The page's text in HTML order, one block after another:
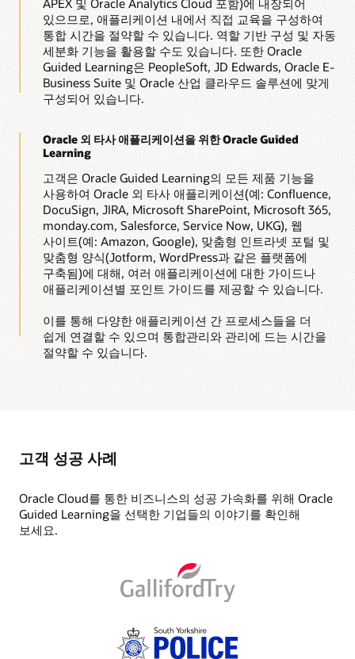
APEX 및 Oracle Analytics Cloud 포함)에 내장되어
있으므로, 애플리케이션 내에서 직접 교육을 구성하여
통합 시간을 절약할 수 있습니다. 역할 기반 구성 및 자동
세분화 기능을 활용할 수도 있습니다. 또한 Oracle
Guided Learning은 PeopleSoft, JD Edwards, Oracle E-
Business Suite 및 Oracle 산업 클라우드 솔루션에 맞게
구성되어 있습니다.
Oracle 외 타사 애플리케이션을 위한 Oracle Guided
Learning
고객은 Oracle Guided Learning의 모든 제품 기능을
사용하여 Oracle 외 타사 애플리케이션(예: Confluence,
DocuSign, JIRA, Microsoft SharePoint, Microsoft 365,
monday.com, Salesforce, Service Now, UKG), 웹
사이트(예: Amazon, Google), 맞춤형 인트라넷 포털 및
맞춤형 양식(Jotform, WordPress과 같은 플랫폼에
구축됨)에 대해, 여러 애플리케이션에 대한 가이드나
애플리케이션별 포인트 가이드를 제공할 수 있습니다.
이를 통해 다양한 애플리케이션 간 프로세스들을 더
쉽게 연결할 수 있으며 통합관리와 관리에 드는 시간을
절약할 수 있습니다.
고객 성공 사례
Oracle Cloud를 통한 비즈니스의 성공 가속화를 위해 Oracle
Guided Learning을 선택한 기업들의 이야기를 확인해
보세요.